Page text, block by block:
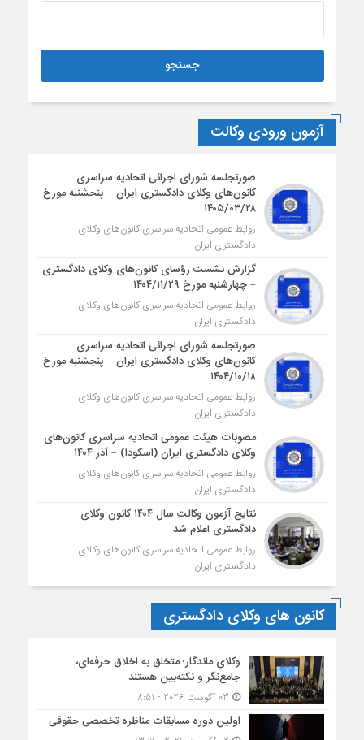
آزمون ورودی وکالت
صورتجلسه شورای اجرائی اتحادیه سراسری
کانون‌های وکلای دادگستری ایران – پنجشنبه مورخ
۱۴۰۵/۰۳/۲۸
روابط عمومی اتحادیه سراسری کانون‌های وکلای
دادگستری ایران
گزارش نشست رؤسای کانون‌های وکلای دادگستری
– چهارشنبه مورخ ۱۴۰۴/۱۱/۲۹
روابط عمومی اتحادیه سراسری کانون‌های وکلای
دادگستری ایران
صورتجلسه شورای اجرائی اتحادیه سراسری
کانون‌های وکلای دادگستری ایران – پنجشنبه مورخ
۱۴۰۴/۱۰/۱۸
روابط عمومی اتحادیه سراسری کانون‌های وکلای
دادگستری ایران
مصوبات هیئت عمومی اتحادیه سراسری کانون‌های
وکلای دادگستری ایران (اسکودا) – آذر ۱۴۰۴
روابط عمومی اتحادیه سراسری کانون‌های وکلای
دادگستری ایران
نتایج آزمون وکالت سال ۱۴۰۴ کانون وکلای
دادگستری اعلام شد
روابط عمومی اتحادیه سراسری کانون‌های وکلای
دادگستری ایران
کانون های وکلای دادگستری
وکلای ماندگار؛ متخلق به اخلاق حرفه‌ای،
جامع‌نگر و نکته‌بین هستند
اولین دوره مسابقات مناظره تخصصی حقوقی